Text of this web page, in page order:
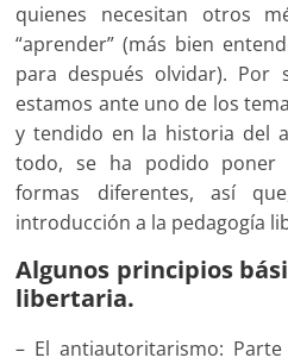
quienes necesitan otros
“aprender” (más bien
para después olvidar). Por
estamos ante uno de los
y tendido en la historia del
todo, se ha podido poner
formas diferentes, así
introducción a la pedagogía
Algunos principios
libertaria.
– El antiautoritarismo: